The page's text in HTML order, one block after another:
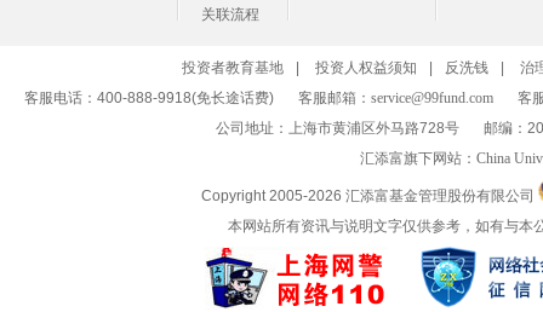
关联流程
投资者教育基地 投资人权益须知 反洗钱
治
客服电话：400-888-9918(免长途话费)
客服邮箱： service@99fund.com
客
公司地址：上海市黄浦区外马路728号
邮编：
汇添富旗下网站： China
Copyright 2005-2026 汇添富基金管理股份有限公司
本网站所有资讯与说明文字仅供参考，如有与本